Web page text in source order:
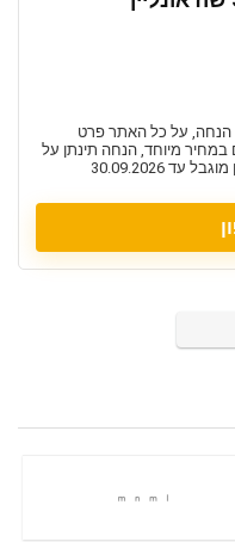
קוד קופון Shoesonline שוז אונליין עם 12% הנחה, על כל האתר פרט
במחיר מיוחד, הנחה תינתן על
30.09.2026